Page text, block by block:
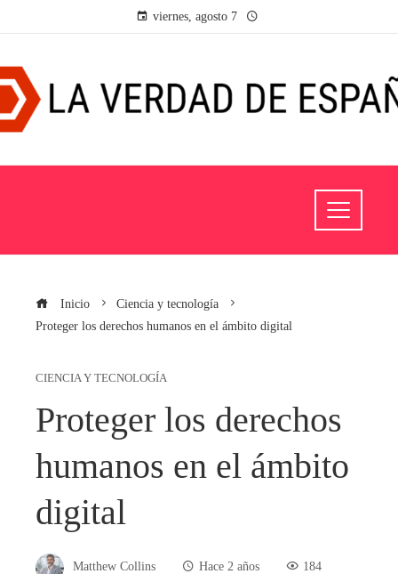
viernes, agosto 7
Inicio
Ciencia y tecnología
Proteger los derechos humanos en el ámbito digital
CIENCIA Y TECNOLOGÍA
Proteger los derechos
humanos en el ámbito
digital
Matthew Collins Hace 2 años 184